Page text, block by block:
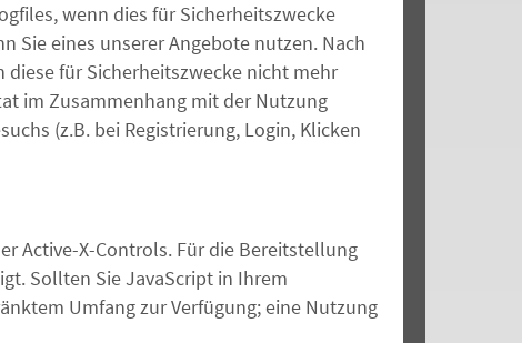
wenn dies für Sicherheitszwecke
Sie eines unsererAngebote nutzen. Nach
diese für Sicherheitszwecke nicht mehr
im Zusammenhang mit der Nutzung
(z.B. bei Registrierung, Login, Klicken
Active-X-Controls. Für die Bereitstellung
Sollten Sie JavaScript in Ihrem
Umfang zur Verfügung; eine Nutzung